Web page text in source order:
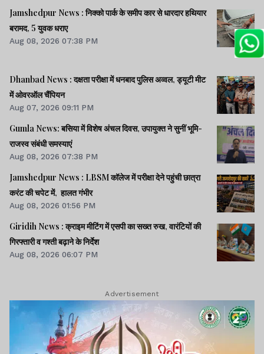
Jamshedpur News : निक्को पार्क के समीप कार से धारदार हथियार
बरामद, 5 युवक धराए
Aug 08, 2026 07:38 PM
Dhanbad News : दक्षता परीक्षा में धनबाद पुलिस अव्वल, ड्यूटी मीट
में ओवरऑल चैंपियन
Aug 07, 2026 09:11 PM
Gumla News: बसिया में विशेष अंचल दिवस, उपायुक्त ने सुनीं भूमि-
राजस्व संबंधी समस्याएं
Aug 08, 2026 07:38 PM
Jamshedpur News : LBSM कॉलेज में परीक्षा देने पहुंची छात्रा
करंट की चपेट में, हालत गंभीर
Aug 08, 2026 01:56 PM
Giridih News : क्राइम मीटिंग में एसपी का सख्त रुख, वारंटियों की
गिरफ्तारी व गश्ती बढ़ाने के निर्देश
Aug 08, 2026 06:07 PM
Advertisement